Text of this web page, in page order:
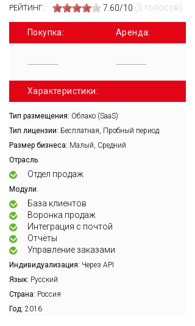
РЕЙТИНГ: 7.60/10 (5 голосов)
Покупка: Аренда:
Характеристики:
Тип размещения: Облако (SaaS)
Тип лицензии: Бесплатная, Пробный период
Размер бизнеса: Малый, Средний
Отрасль:
Отдел продаж
Модули:
База клиентов
Воронка продаж
Интеграция с почтой
Отчёты
Управление заказами
Индивидуализация: Через API
Язык: Русский
Страна: Россия
Год: 2016